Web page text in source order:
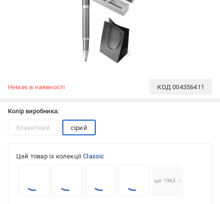
Немає в наявності КОД004356411
Колір виробника:
блакитний сірий
Цей товар із колекції Classic
ще 1963